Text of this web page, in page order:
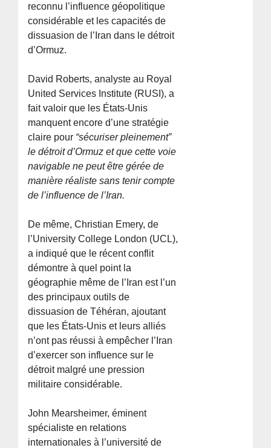
reconnu l’influence géopolitique
considérable et les capacités de
dissuasion de l’Iran dans le détroit
d’Ormuz.
David Roberts, analyste au Royal
United Services Institute (RUSI), a
fait valoir que les États-Unis
manquent encore d’une stratégie
claire pour “sécuriser pleinement”
le détroit d’Ormuz et que cette voie
navigable ne peut être gérée de
manière réaliste sans tenir compte
de l’influence de l’Iran.
De même, Christian Emery, de
l’University College London (UCL),
a indiqué que le récent conflit
démontre à quel point la
géographie même de l’Iran est l’un
des principaux outils de
dissuasion de Téhéran, ajoutant
que les États-Unis et leurs alliés
n’ont pas réussi à empêcher l’Iran
d’exercer son influence sur le
détroit malgré une pression
militaire considérable.
John Mearsheimer, éminent
spécialiste en relations
internationales à l’université de